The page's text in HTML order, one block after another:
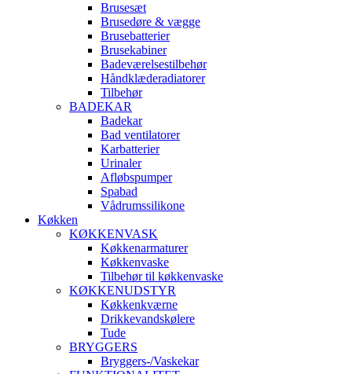
Brusesæt
Brusedøre & vægge
Brusebatterier
Brusekabiner
Badeværelsestilbehør
Håndklæderadiatorer
Tilbehør
BADEKAR
Badekar
Bad ventilatorer
Karbatterier
Urinaler
Afløbspumper
Spabad
Vådrumssilikone
Køkken
KØKKENVASK
Køkkenarmaturer
Køkkenvaske
Tilbehør til køkkenvaske
KØKKENUDSTYR
Køkkenkværne
Drikkevandskølere
Tude
BRYGGERS
Bryggers-/Vaskekar